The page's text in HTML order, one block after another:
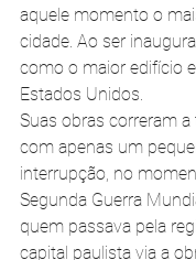
aquele momento o
cidade. Ao ser
como o maior edifício
Estados Unidos.
Suas obras correram
com apenas um
interrupção, no
Segunda Guerra
quem passava pela
capital paulista via a